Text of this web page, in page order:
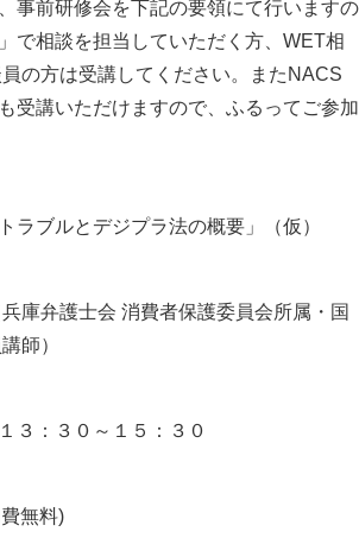
事前研修会を下記の要領にて行いますの
で相談を担当していただく方、WET相
の方は受講してください。またNACS
受講いただけますので、ふるってご参加
ラブルとデジプラ法の概要」（仮）
庫弁護士会 消費者保護委員会所属・国
師）
３：３０～１５：３０
無料)